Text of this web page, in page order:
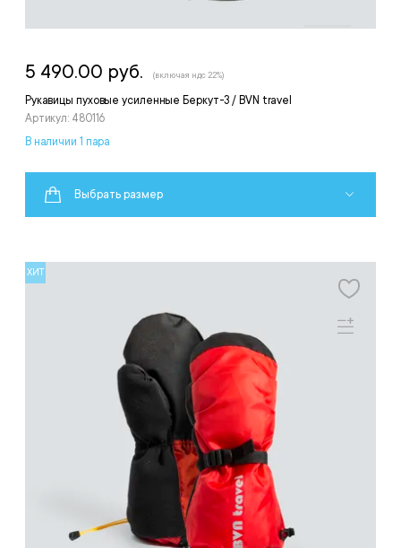
Рукавицы пуховые усиленные Беркут-3 / BVN travel
Артикул: 480116
5 490.00 руб. (включая ндс 22%)
В наличии 1 пара
Выбрать размер
ХИТ